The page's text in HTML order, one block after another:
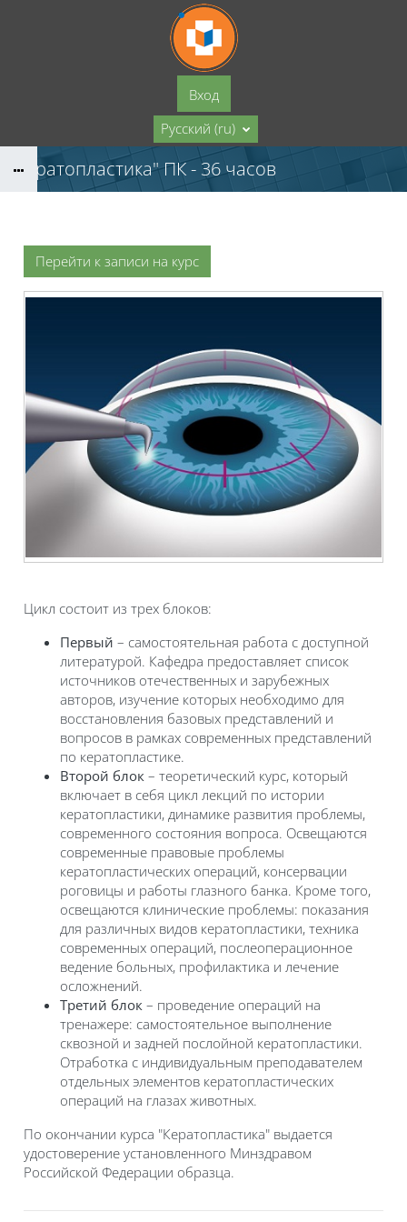
Перейти к основному содержанию
Вход
Русский ‎(ru)‎
"Кератопластика" ПК - 36 часов
Перейти к записи на курс
Цикл состоит из трех блоков:
Первый – самостоятельная работа с доступной
литературой. Кафедра предоставляет список
источников отечественных и зарубежных
авторов, изучение которых необходимо для
восстановления базовых представлений и
вопросов в рамках современных представлений
по кератопластике.
Второй блок – теоретический курс, который
включает в себя цикл лекций по истории
кератопластики, динамике развития проблемы,
современного состояния вопроса. Освещаются
современные правовые проблемы
кератопластических операций, консервации
роговицы и работы глазного банка. Кроме того,
освещаются клинические проблемы: показания
для различных видов кератопластики, техника
современных операций, послеоперационное
ведение больных, профилактика и лечение
осложнений.
Третий блок – проведение операций на
тренажере: самостоятельное выполнение
сквозной и задней послойной кератопластики.
Отработка с индивидуальным преподавателем
отдельных элементов кератопластических
операций на глазах животных.
По окончании курса "Кератопластика" выдается
удостоверение установленного Минздравом
Российской Федерации образца.